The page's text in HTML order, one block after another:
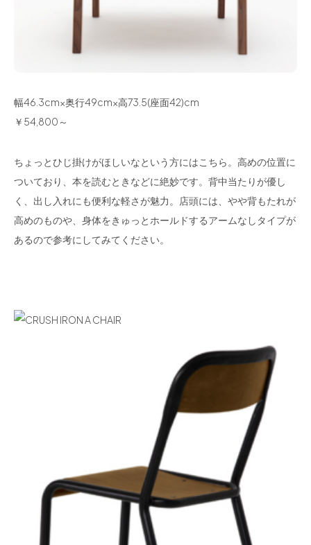
幅46.3cm×奥行49cm×高73.5(座面42)cm
￥54,800～
ちょっとひじ掛けがほしいなという方にはこちら。高めの位置に
ついており、本を読むときなどに絶妙です。背中当たりが優し
く、出し入れにも便利な軽さが魅力。店頭には、やや背もたれが
高めのものや、身体をきゅっとホールドするアームなしタイプが
あるので参考にしてみてください。